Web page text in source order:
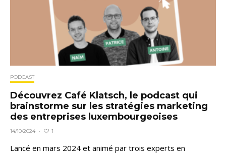
PODCAST
Découvrez Café Klatsch, le podcast qui
brainstorme sur les stratégies marketing
des entreprises luxembourgeoises
14/10/2024 · 1
Lancé en mars 2024 et animé par trois experts en